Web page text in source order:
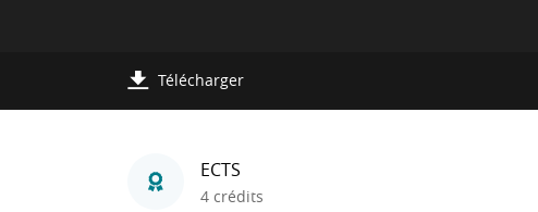
Télécharger
ECTS
4 crédits